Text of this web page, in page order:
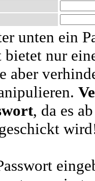
unten ein
bietet nur
aber
, da es